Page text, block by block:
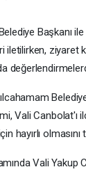
Başkanı
iletilirken, ziyaret
Vali Canbolat'ı
hayırlı
Vali